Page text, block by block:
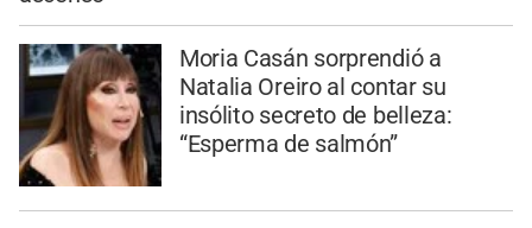
Moria Casán sorprendió a
Natalia Oreiro al contar su
insólito secreto de belleza:
“Esperma de salmón”